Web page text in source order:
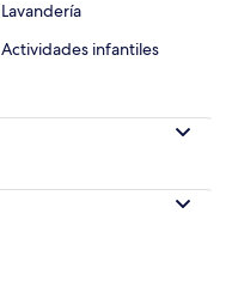
Lavandería
Actividades infantiles